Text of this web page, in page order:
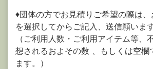
♦団体の方でお見積りご希望の際は
を選択してからご記入、送信願います
（ご利用人数・ご利用アイテム等、
想されるおよその数 、もしくは空欄
ます。）